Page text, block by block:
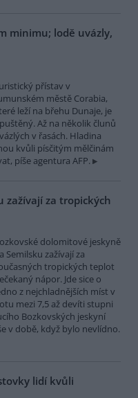
minimu; lodě uvázly,
přístav v
městě Corabia,
leží na břehu Dunaje, je
Až na několik člunů
v řasách. Hladina
kvůli písčitým mělčinám
píše agentura AFP.
zažívají za tropických
dolomitové jeskyně
Semilsku zažívají za
tropických teplot
nápor. Jde sice o
z nejchladnějších míst v
mezi 7,5 až devíti stupni
Bozkovských jeskyní
v době, když bylo nevlídno.
lidí kvůli